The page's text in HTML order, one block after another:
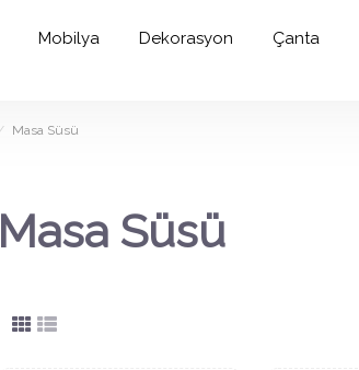
Mobilya Dekorasyon Çanta
Masa Süsü
Masa Süsü